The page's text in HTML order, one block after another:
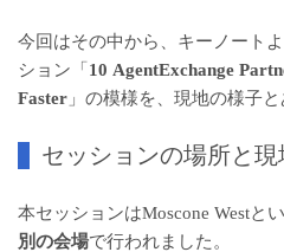
今回はその中から、キーノート
ション「 10 AgentExchange
Faster 」の模様を、現地の様子
セッションの場所と現
本セッションはMoscone Westとい
別の会場で行われました。